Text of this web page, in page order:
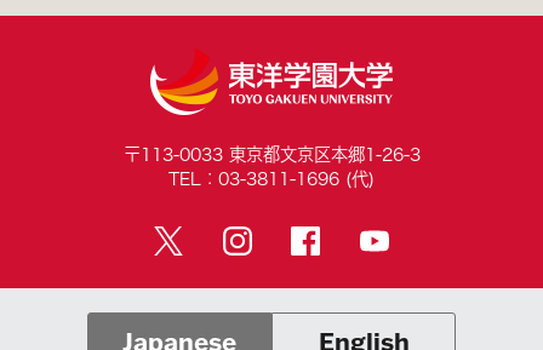
〒113-0033 東京都文京区本郷1-26-3
TEL：03-3811-1696 (代)
Japanese English